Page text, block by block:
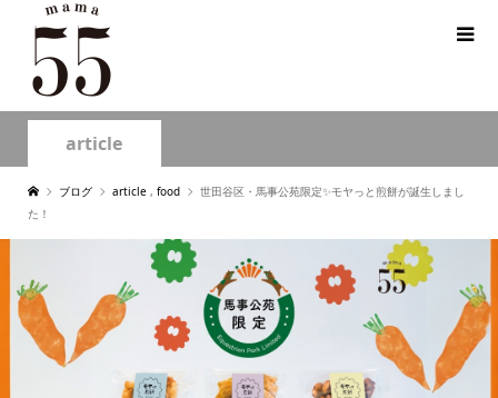
article
ブログ article , food
世田谷区・馬事公苑限定✨モヤっと煎餅が誕生しまし
た！